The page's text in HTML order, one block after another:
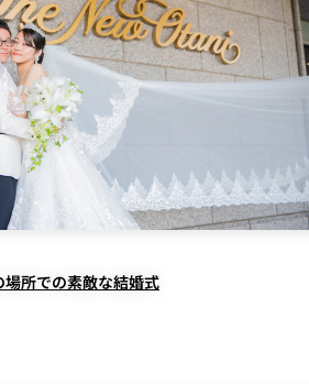
所での素敵な結婚式